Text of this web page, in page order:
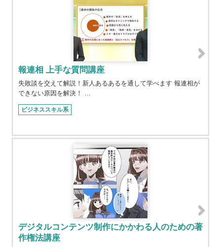
報連相 上手な質問講座
失敗談を交えて解説！新人あるあるを通して学べます 報連相が
できない原因を解決！ …
ビジネススキル系
デジタルコンテンツ制作にかかわる人のための著
作権法講座